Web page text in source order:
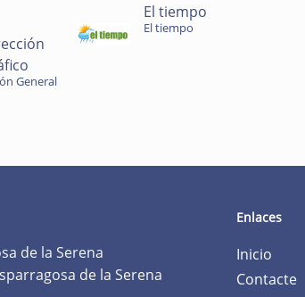
General
El tiempo
El tiempo
de la Serena
de la Serena
Enlaces
Inicio
Contacte